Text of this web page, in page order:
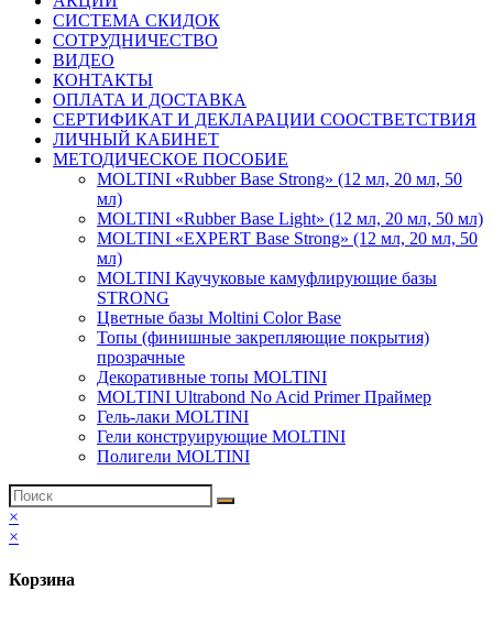
СИСТЕМА СКИДОК
СОТРУДНИЧЕСТВО
ВИДЕО
КОНТАКТЫ
ОПЛАТА И ДОСТАВКА
СЕРТИФИКАТ И ДЕКЛАРАЦИИ СООСТВЕТСТВИЯ
ЛИЧНЫЙ КАБИНЕТ
МЕТОДИЧЕСКОЕ ПОСОБИЕ
MOLTINI «Rubber Base Strong» (12 мл, 20 мл, 50
мл)
MOLTINI «Rubber Base Light» (12 мл, 20 мл, 50 мл)
MOLTINI «EXPERT Base Strong» (12 мл, 20 мл, 50
мл)
MOLTINI Каучуковые камуфлирующие базы
STRONG
Цветные базы Moltini Color Base
Топы (финишные закрепляющие покрытия)
прозрачные
Декоративные топы MOLTINI
MOLTINI Ultrabond No Acid Primer Праймер
Гель-лаки MOLTINI
Гели конструирующие MOLTINI
Полигели MOLTINI
×
×
Корзина